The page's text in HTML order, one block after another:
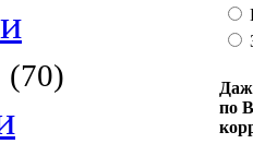
(70)
по